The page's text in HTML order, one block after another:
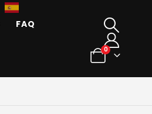
FAQ
0